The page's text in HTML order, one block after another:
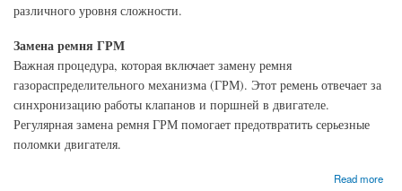
различного уровня сложности.
Замена ремня ГРМ
Важная процедура, которая включает замену ремня
газораспределительного механизма (ГРМ). Этот ремень отвечает за
синхронизацию работы клапанов и поршней в двигателе.
Регулярная замена ремня ГРМ помогает предотвратить серьезные
поломки двигателя.
Read more